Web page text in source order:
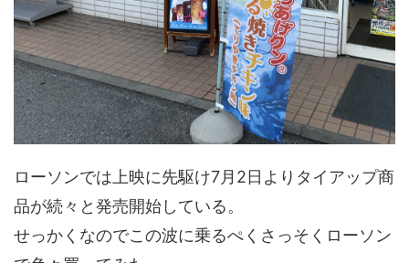
ローソンでは上映に先駆け7月2日よりタイアップ商
品が続々と発売開始している。
せっかくなのでこの波に乗るぺくさっそくローソン